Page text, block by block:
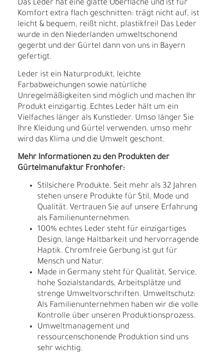
Das Leder hat eine glatte Oberfläche und ist für
Komfort extra flach geschnitten: trägt nicht auf, ist
leicht & bequem, reißt nicht, plastikfrei! Das Leder
wurde in den Niederlanden umweltschonend
gegerbt und der Gürtel dann von uns in Bayern
gefertigt.
Leder ist ein Naturprodukt, leichte
Farbabweichungen sowie natürliche
Unregelmäßigkeiten sind möglich und machen Ihr
Produkt einzigartig. Echtes Leder hält um ein
Vielfaches länger als Kunstleder. Umso länger Sie
Ihre Kleidung und Gürtel verwenden, umso mehr
wird das Klima und die Umwelt geschont.
Mehr Informationen zu den Produkten der
Gürtelmanufaktur Fronhofer:
Stilsichere Produkte. Seit mehr als 32 Jahren
stehen unsere Produkte für Stil, Mode und
Qualität. Vertrauen Sie auf unsere Erfahrung
als Familienunternehmen.
100% echtes Leder steht für einzigartiges
Design, lange Haltbarkeit und hervorragende
Haptik. Chromfreie Gerbung ist gut für
Mensch und Natur.
Made in Germany steht für Qualität, Service,
hohe Sozialstandards, Arbeitsplätze und
strenge Umweltvorschriften. Umweltschutz:
Als Familienunternehmen haben wir die volle
Kontrolle über unseren Produktionsprozess.
Umweltmanagement und
ressourcenschonende Produktion sind uns
sehr wichtig.